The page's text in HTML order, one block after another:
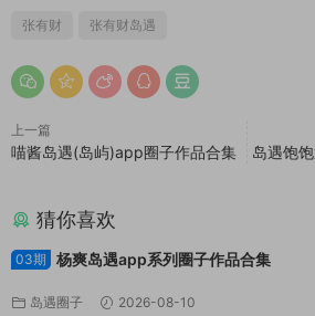
张有财 张有财岛遇
上一篇
喵酱岛遇(岛屿)app圈子作品合集
岛遇饱
猜你喜欢
03期 杨爽岛遇app系列圈子作品合集
岛遇圈子 2026-08-10